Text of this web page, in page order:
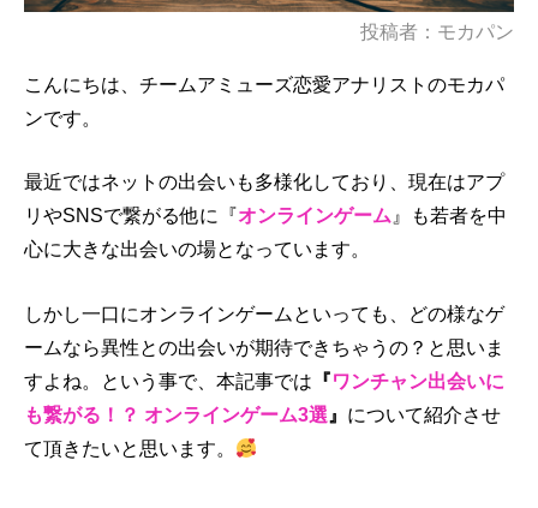
投稿者：モカパン
こんにちは、チームアミューズ恋愛アナリストのモカパ
ンです。
最近ではネットの出会いも多様化しており、現在はアプ
リやSNSで繋がる他に『オンラインゲーム 』も若者を中
心に大きな出会いの場となっています。
しかし一口にオンラインゲームといっても、どの様なゲ
ームなら異性との出会いが期待できちゃうの？と思いま
すよね。という事で、本記事では 『ワンチャン出会いに
も繋がる！？ オンラインゲーム3選 』 について紹介させ
て頂きたいと思います。